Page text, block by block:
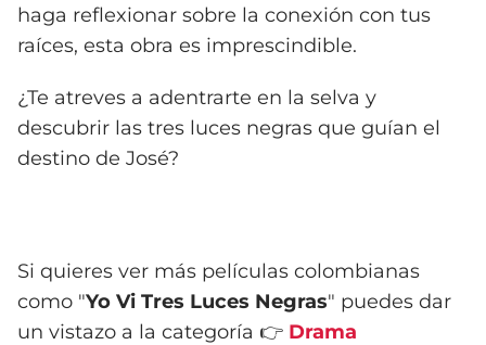
haga reflexionar sobre la conexión con tus
raíces, esta obra es imprescindible.
¿Te atreves a adentrarte en la selva y
descubrir las tres luces negras que guían el
destino de José?
Si quieres ver más películas colombianas
como "Yo Vi Tres Luces Negras" puedes dar
un vistazo a la categoría 👉 Drama